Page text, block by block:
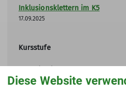
Inklusionsklettern im K5
17.09.2025
Kursstufe
Diese Website